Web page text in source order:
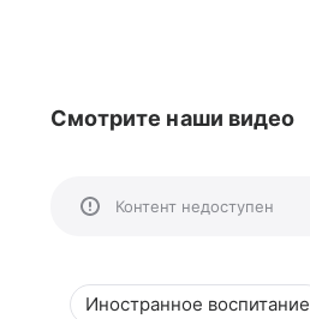
Смотрите наши видео
Контент недоступен
Иностранное воспитание